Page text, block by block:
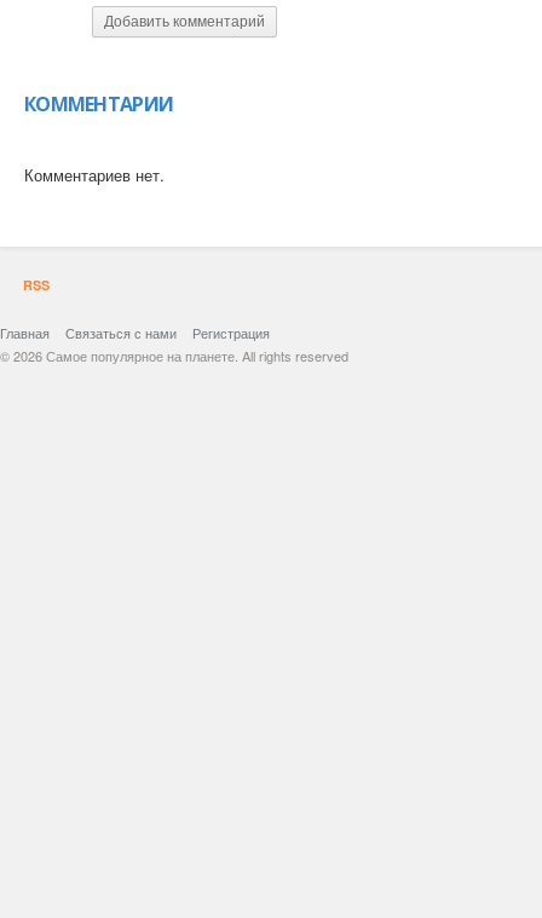
Добавить комментарий
КОММЕНТАРИИ
Комментариев нет.
RSS
Главная Связаться с нами
Регистрация
© 2026 Самое популярное на планете. All rights reserved